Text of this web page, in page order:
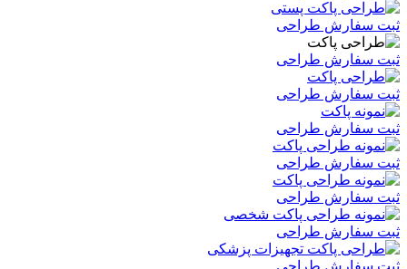
ثبت سفارش طراحی
ثبت سفارش طراحی
ثبت سفارش طراحی
ثبت سفارش طراحی
ثبت سفارش طراحی
ثبت سفارش طراحی
ثبت سفارش طراحی